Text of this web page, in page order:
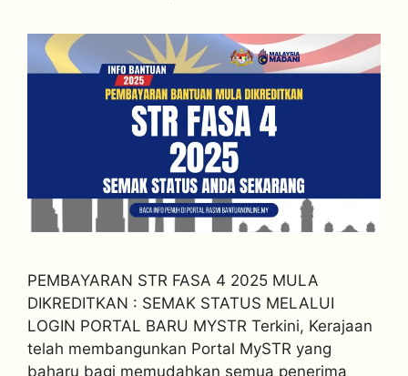
PEMBAYARAN STR FASA 4 2025 MULA
DIKREDITKAN : SEMAK STATUS MELALUI
LOGIN PORTAL BARU MYSTR Terkini, Kerajaan
telah membangunkan Portal MySTR yang
baharu bagi memudahkan semua penerima